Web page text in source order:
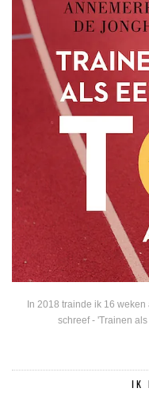
In 2018 trainde ik 16
schreef - 'Trainen
IK